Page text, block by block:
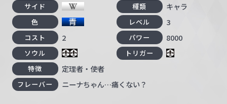
サイド 種類 キャラ
色 レベル 3
コスト 2 パワー 8000
ソウル
トリガー
特徴
定理者・使者
フレーバー ニーナちゃん…痛くない？